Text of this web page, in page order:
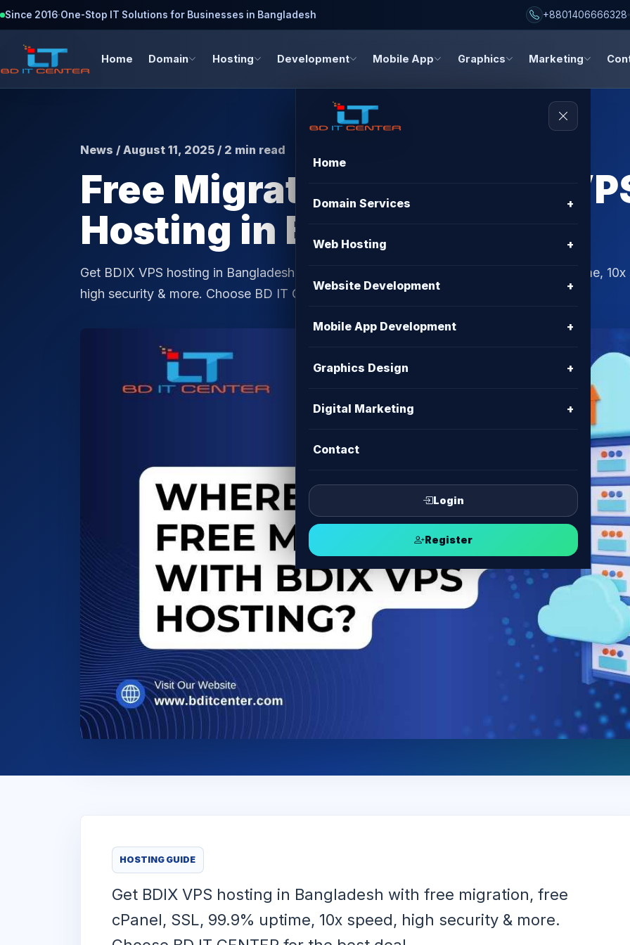
Since 2016·One-Stop IT Solutions for Businesses in Bangladesh +8801406666328
Home Domain Hosting Development Mobile App Graphics Marketing
Home
Domain Services +
Web Hosting +
Website Development +
Mobile App Development +
Graphics Design +
Digital Marketing +
Contact
Login
Register
News / August 11, 2025 / 2 min read
Free Migration with BDIX
Hosting in Bangladesh
Get BDIX VPS hosting in Bangladesh with free migration, free cPanel, SSL, 99.9% uptime, 10x
high security & more. Choose BD IT CENTER for the best deal.
HOSTING GUIDE
Get BDIX VPS hosting in Bangladesh with free migration, free
cPanel, SSL, 99.9% uptime, 10x speed, high security & more.